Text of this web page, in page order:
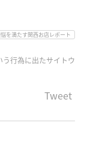
を満たす関西お店レポート
行為に出たサイトウ
Tweet